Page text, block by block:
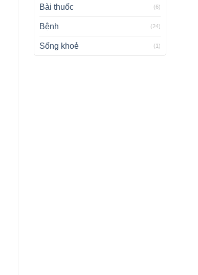
Bài thuốc
(6)
Bệnh (24)
Sống khoẻ (1)